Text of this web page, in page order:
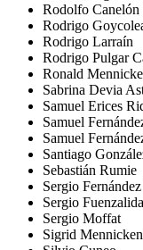
Rodolfo Canelón
Rodrigo
Rodrigo Larraín
Rodrigo Pulgar
Ronald
Sabrina Devia
Samuel Erices
Samuel
Samuel
Santiago
Sebastián Rumie
Sergio
Sergio
Sergio Moffat
Sigrid